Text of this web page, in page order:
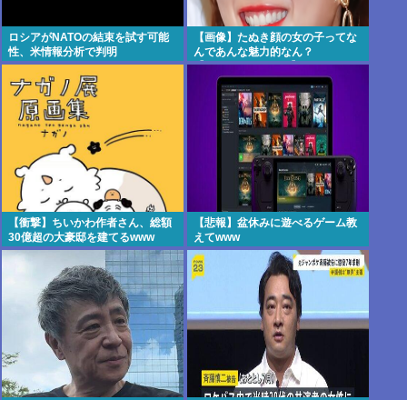
ロシアがNATOの結束を試す可能
性、米情報分析で判明
【画像】たぬき顔の女の子ってな
んであんな魅力的なん？
【Pickup07091607】
【衝撃】ちいかわ作者さん、総額
30億超の大豪邸を建てるwww
【悲報】盆休みに遊べるゲーム教
えてwww